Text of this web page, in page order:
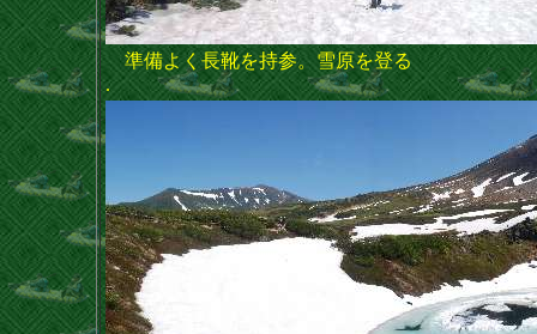
準備よく長靴を持参。雪原を登る
.